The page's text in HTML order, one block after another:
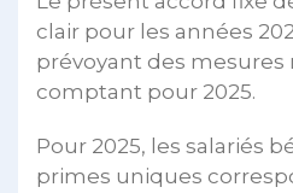
clair pour les années
prévoyant des mesures
comptant pour 2025.
Pour 2025, les salariés
primes uniques